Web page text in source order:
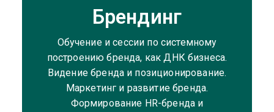
Брендинг
Обучение и сессии по системному
построению бренда, как ДНК бизнеса.
Видение бренда и позиционирование.
Маркетинг и развитие бренда.
Формирование HR-бренда и